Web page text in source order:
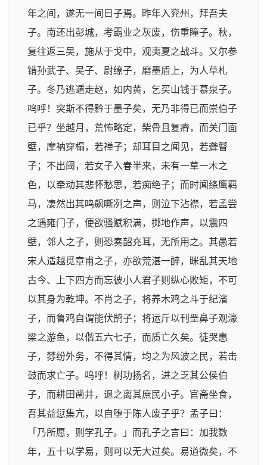
年之间，遂无一间日子焉。昨年入兖州，拜吾夫
子。南还出彭城，考霸业之灰废，伤重瞳子。秋，
复往返三吴，施从于戈中，观夷夏之战斗。又尔参
错孙武子、吴子、尉缭子，磨墨盾上，为人草札
子。冬乃逃遁走赵，如内黄，乞买山钱于慕泉子。
呜呼！突斯不得黔于墨子矣，无乃非得已而崇伯子
已乎？坐越月，荒怖略定，柴骨且复瘠，而关门面
壁，摩衲穿榻，若禅子；却耳目之闻见，若聋瞽
子；不出阈，若女子入春半来，未有一草一木之
色，以牵动其悲怀愁思，若痴绝子；而时闻绦鹰羁
马，凄然出其鸣飙嘶冽之声，则泣下沾襟，若孟尝
之遇雍门子，便欲骚赋积满，掷地作声，以震四
壁，邻人之子，则恐奏韶充耳，无所用之。其愚若
宋人适越觅章甫之子，亦欲荒湛一醉，眯乱其天地
古今、上下四方而忘彼小人君子则纵心败矩，不可
以其身为乾坤。不肖之子，将养木鸡之斗于纪渻
子，而鲁鸡自谓能伏鹄子；将运斤以刊垩鼻子观濠
梁之游鱼，以偕五六七子，而质亡久矣。徒哭惠
子，棼纷外务，不得其情，均之为风波之民，若击
鼓而求亡子。呜呼！树功扬名，进之乏其公侯伯
子，而耕田凿井，退之离其庶民小子。官斋坐食，
吾其益愆集亢，以自堕于陈人废子乎？孟子曰：
「乃所愿，则学孔子。」而孔子之言曰：加我数
年，五十以学易，则可以无大过矣。易道微矣，不